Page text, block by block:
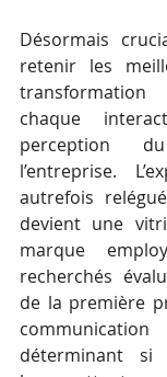
Désormais
retenir les
chaque
perception
l’entreprise.
autrefois
devient une
marque
recherchés
de la première
déterminant si